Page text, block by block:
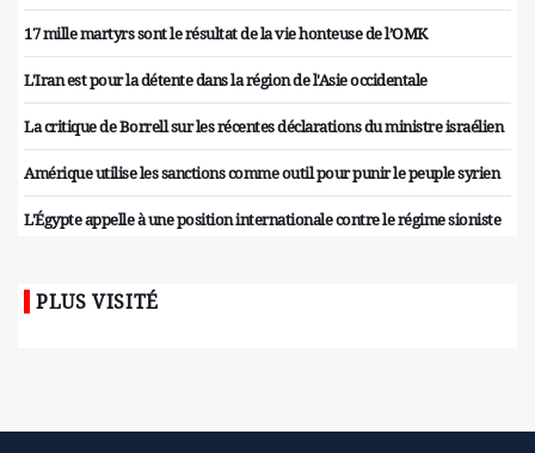
17 mille martyrs sont le résultat de la vie honteuse de l’OMK
L'Iran est pour la détente dans la région de l'Asie occidentale
La critique de Borrell sur les récentes déclarations du ministre israélien
Amérique utilise les sanctions comme outil pour punir le peuple syrien
L'Égypte appelle à une position internationale contre le régime sioniste
PLUS VISITÉ